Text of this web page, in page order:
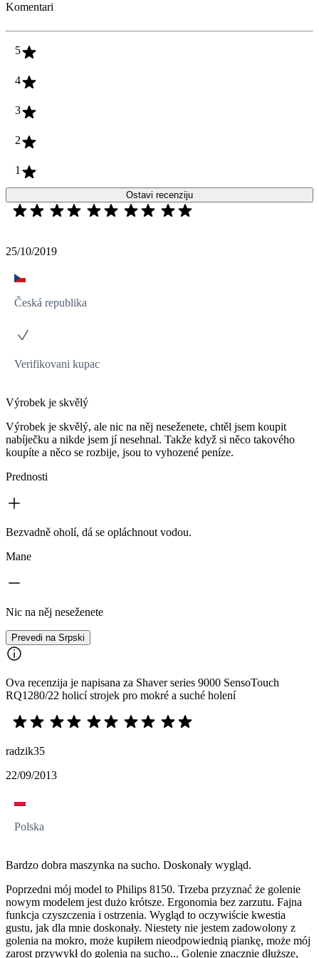
Komentari
5
4
3
2
1
Ostavi recenziju
25/10/2019
Česká republika
Verifikovani kupac
Výrobek je skvělý
Výrobek je skvělý, ale nic na něj neseženete, chtěl jsem koupit
nabíječku a nikde jsem jí nesehnal. Takže když si něco takového
koupíte a něco se rozbije, jsou to vyhozené peníze.
Prednosti
Bezvadně oholí, dá se opláchnout vodou.
Mane
Nic na něj neseženete
Prevedi na Srpski
Ova recenzija je napisana za Shaver series 9000 SensoTouch
RQ1280/22 holicí strojek pro mokré a suché holení
radzik35
22/09/2013
Polska
Bardzo dobra maszynka na sucho. Doskonały wygląd.
Poprzedni mój model to Philips 8150. Trzeba przyznać że golenie
nowym modelem jest dużo krótsze. Ergonomia bez zarzutu. Fajna
funkcja czyszczenia i ostrzenia. Wygląd to oczywiście kwestia
gustu, jak dla mnie doskonały. Niestety nie jestem zadowolony z
golenia na mokro, może kupiłem nieodpowiednią piankę, może mój
zarost przywykł do golenia na sucho... Golenie znacznie dłuższe,